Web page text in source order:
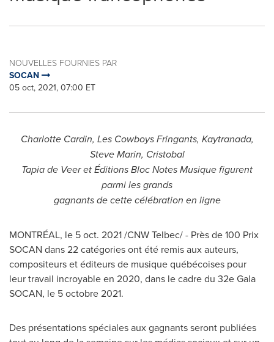
NOUVELLES FOURNIES PAR
SOCAN
05 oct, 2021, 07:00 ET
Charlotte Cardin, Les Cowboys Fringants, Kaytranada,
Steve Marin, Cristobal
Tapia de Veer et Éditions Bloc Notes Musique figurent
parmi les grands
gagnants de cette célébration en ligne
MONTRÉAL, le 5 oct. 2021/CNW Telbec/ - Près de 100 Prix
SOCAN dans 22 catégories ont été remis aux auteurs,
compositeurs et éditeurs de musique québécoises pour
leur travail incroyable en 2020, dans le cadre du 32e Gala
SOCAN, le 5 octobre 2021.
Des présentations spéciales aux gagnants seront publiées